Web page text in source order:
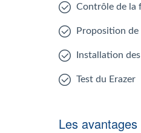
Contrôle de la
Proposition de
Installation
Test du Erazer
Les